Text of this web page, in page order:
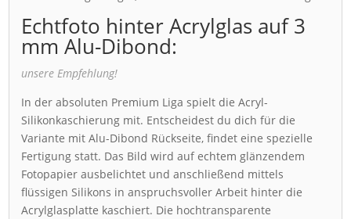
Echtfoto hinter Acrylglas auf 3
mm Alu-Dibond:
unsere Empfehlung!
In der absoluten Premium Liga spielt die Acryl-
Silikonkaschierung mit. Entscheidest du dich für die
Variante mit Alu-Dibond Rückseite, findet eine spezielle
Fertigung statt. Das Bild wird auf echtem glänzendem
Fotopapier ausbelichtet und anschließend mittels
flüssigen Silikons in anspruchsvoller Arbeit hinter die
Acrylglasplatte kaschiert. Die hochtransparente